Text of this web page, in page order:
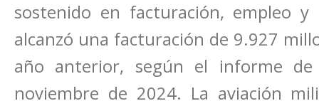
sostenido en facturación, empleo
alcanzó una facturación de 9.927
año anterior, según el informe de
noviembre de 2024. La aviación